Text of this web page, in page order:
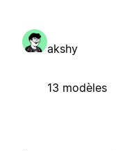
akshy
13 modèles